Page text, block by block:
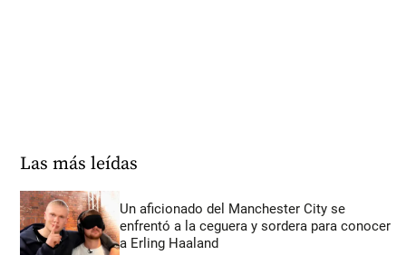
Las más leídas
Un aficionado del Manchester City se
enfrentó a la ceguera y sordera para conocer
a Erling Haaland